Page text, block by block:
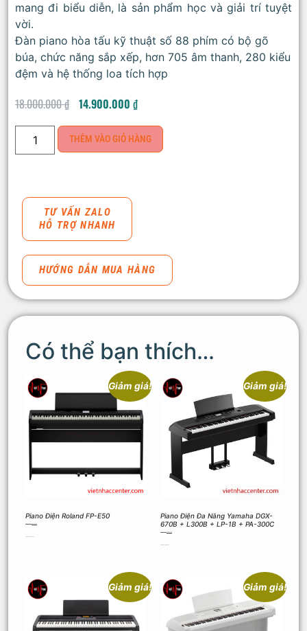
mang đi biểu diễn, là sản phẩm học và giải trí tuyệt
vời.
Đàn piano hòa tấu kỹ thuật số 88 phím có bộ gõ
búa, chức năng sắp xếp, hơn 705 âm thanh, 280 kiểu
đệm và hệ thống loa tích hợp
18.000.000₫ 14.900.000 ₫
THÊM VÀO GIỎ HÀNG
TƯ VẤN ZALO
HỖ TRỢ NHANH
HƯỚNG DẪN MUA HÀNG
Có thể bạn thích…
Giảm giá!
Piano Điện Roland FP-E50
Giảm giá!
Piano Điện Đa Năng Yamaha DGX-
670B + L300B + LP-1B + PA-300C
Giảm giá! Giảm giá!